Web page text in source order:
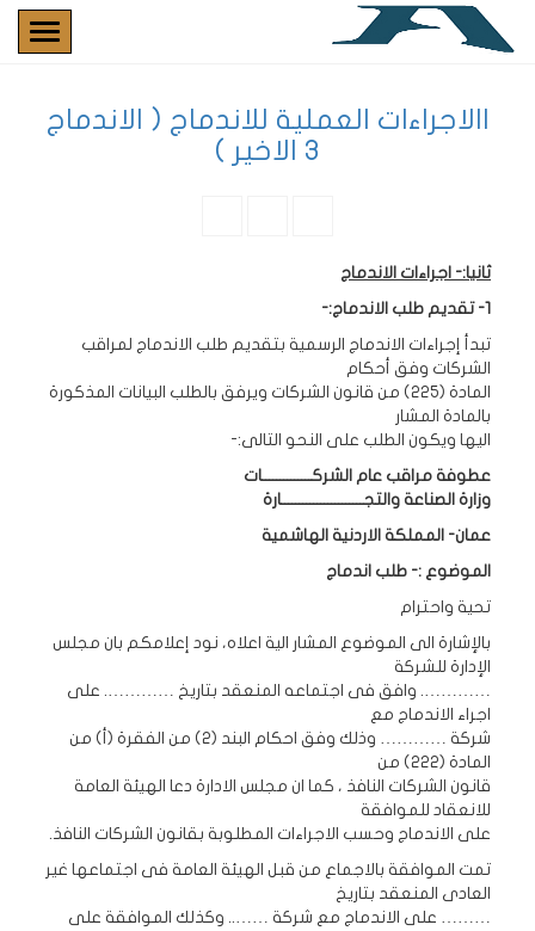
االاجراءات العملية للاندماج ( الاندماج
3 الاخير )
ثانيا:- اجراءات الاندماج
1- تقديم طلب الاندماج:-
تبدأ إجراءات الاندماج الرسمية بتقديم طلب الاندماج لمراقب
الشركات وفق أحكام
المادة (225) من قانون الشركات ويرفق بالطلب البيانات المذكورة
بالمادة المشار
اليها ويكون الطلب على النحو التالى:-
عطوفة مراقب عام الشركــــــــــــــات
وزارة الصناعة والتجـــــــــــــــــــــــارة
عمان- المملكة الاردنية الهاشمية
الموضوع :- طلب اندماج
تحية واحترام
بالإشارة الى الموضوع المشار الية اعلاه، نود إعلامكم بان مجلس
الإدارة للشركة
…………. وافق فى اجتماعه المنعقد بتاريخ …………. على
اجراء الاندماج مع
شركة ………… وذلك وفق احكام البند (2) من الفقرة (أ) من
المادة (222) من
قانون الشركات النافذ ، كما ان مجلس الادارة دعا الهيئة العامة
للانعقاد للموافقة
على الاندماج وحسب الاجراءات المطلوبة بقانون الشركات النافذ.
تمت الموافقة بالاجماع من قبل الهيئة العامة فى اجتماعها غير
العادى المنعقد بتاريخ
……… على الاندماج مع شركة …….. وكذلك الموافقة على